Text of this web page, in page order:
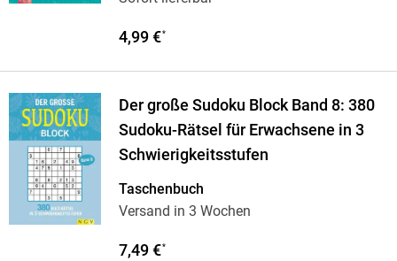
4,99 €*
Der große Sudoku Block Band 8: 380
Sudoku-Rätsel für Erwachsene in 3
Schwierigkeitsstufen
Taschenbuch
Versand in 3 Wochen
7,49 €*